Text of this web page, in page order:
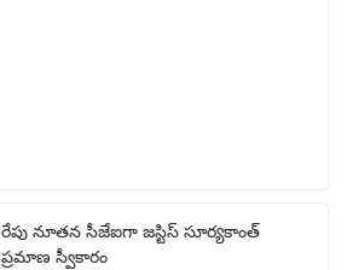
రేపు నూతన సీజేఐగా జస్టిస్ సూర్యకాంత్
ప్రమాణ స్వీకారం